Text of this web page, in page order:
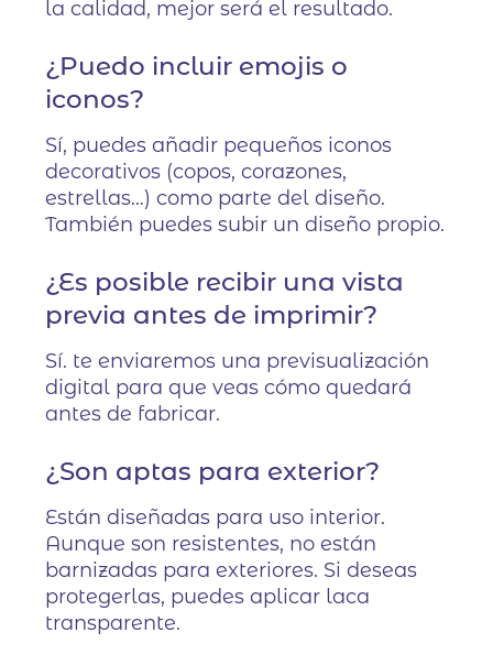
la calidad, mejor será el resultado.
¿Puedo incluir emojis o
iconos?
Sí, puedes añadir pequeños iconos
decorativos (copos, corazones,
estrellas…) como parte del diseño.
También puedes subir un diseño propio.
¿Es posible recibir una vista
previa antes de imprimir?
Sí. te enviaremos una previsualización
digital para que veas cómo quedará
antes de fabricar.
¿Son aptas para exterior?
Están diseñadas para uso interior.
Aunque son resistentes, no están
barnizadas para exteriores. Si deseas
protegerlas, puedes aplicar laca
transparente.